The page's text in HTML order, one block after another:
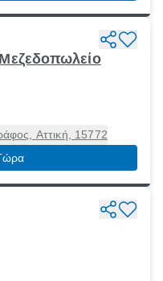
Αττική, 15772